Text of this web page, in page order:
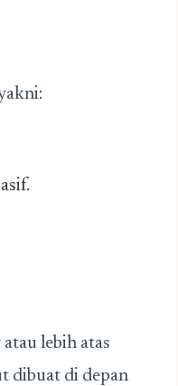
lebih atas
dibuat di depan